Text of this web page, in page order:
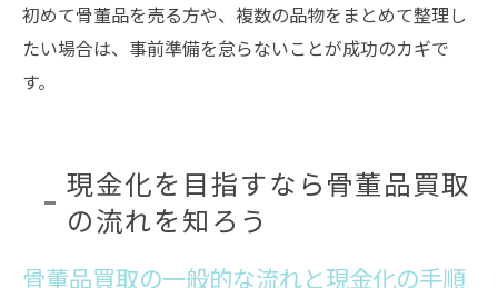
初めて骨董品を売る方や、複数の品物をまとめて整理し
たい場合は、事前準備を怠らないことが成功のカギで
す。
現金化を目指すなら骨董品買取
の流れを知ろう
骨董品買取の一般的な流れと現金化の手順